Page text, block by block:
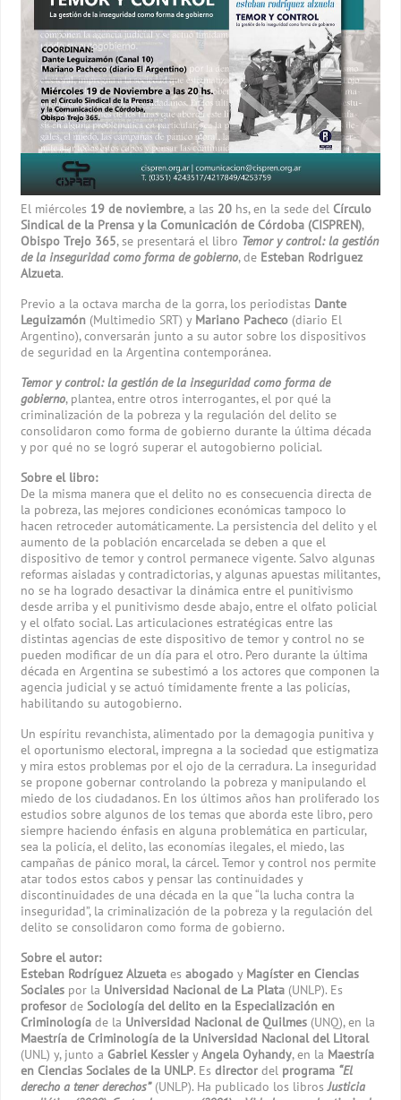
El miércoles 19 de noviembre, a las 20 hs, en la sede del Círculo
Sindical de la Prensa y la Comunicación de Córdoba (CISPREN),
Obispo Trejo 365, se presentará el libro Temor y control: la gestión
de la inseguridad como forma de gobierno, de Esteban Rodriguez
Alzueta.
Previo a la octava marcha de la gorra, los periodistas Dante
Leguizamón (Multimedio SRT) y Mariano Pacheco (diario El
Argentino), conversarán junto a su autor sobre los dispositivos
de seguridad en la Argentina contemporánea.
Temor y control: la gestión de la inseguridad como forma de
gobierno, plantea, entre otros interrogantes, el por qué la
criminalización de la pobreza y la regulación del delito se
consolidaron como forma de gobierno durante la última década
y por qué no se logró superar el autogobierno policial.
Sobre el libro:
De la misma manera que el delito no es consecuencia directa de
la pobreza, las mejores condiciones económicas tampoco lo
hacen retroceder automáticamente. La persistencia del delito y el
aumento de la población encarcelada se deben a que el
dispositivo de temor y control permanece vigente. Salvo algunas
reformas aisladas y contradictorias, y algunas apuestas militantes,
no se ha logrado desactivar la dinámica entre el punitivismo
desde arriba y el punitivismo desde abajo, entre el olfato policial
y el olfato social. Las articulaciones estratégicas entre las
distintas agencias de este dispositivo de temor y control no se
pueden modificar de un día para el otro. Pero durante la última
década en Argentina se subestimó a los actores que componen la
agencia judicial y se actuó tímidamente frente a las policías,
habilitando su autogobierno.
Un espíritu revanchista, alimentado por la demagogia punitiva y
el oportunismo electoral, impregna a la sociedad que estigmatiza
y mira estos problemas por el ojo de la cerradura. La inseguridad
se propone gobernar controlando la pobreza y manipulando el
miedo de los ciudadanos. En los últimos años han proliferado los
estudios sobre algunos de los temas que aborda este libro, pero
siempre haciendo énfasis en alguna problemática en particular,
sea la policía, el delito, las economías ilegales, el miedo, las
campañas de pánico moral, la cárcel. Temor y control nos permite
atar todos estos cabos y pensar las continuidades y
discontinuidades de una década en la que “la lucha contra la
inseguridad”, la criminalización de la pobreza y la regulación del
delito se consolidaron como forma de gobierno.
Sobre el autor:
Esteban Rodríguez Alzueta esabogado y Magíster en Ciencias
Sociales por la Universidad Nacional de La Plata (UNLP). Es
profesorde Sociología del delito en la Especialización en
Criminología de la Universidad Nacional de Quilmes (UNQ), en la
Maestría de Criminología de la Universidad Nacional del Litoral
(UNL) y, junto a Gabriel Kessler yAngela Oyhandy, en la Maestría
en Ciencias Sociales de la UNLP. Es director del programa “El
derecho a tener derechos”(UNLP). Ha publicado los librosJusticia